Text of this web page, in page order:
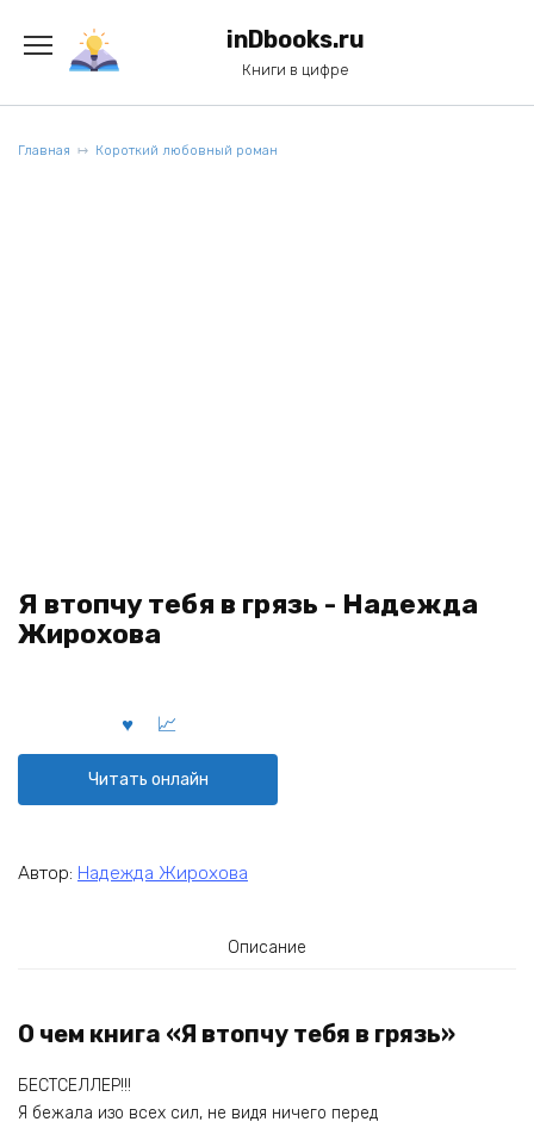
содержанию
inDbooks.ru
Книги в цифре
Главная Короткий любовный роман
Я втопчу тебя в грязь - Надежда
Жирохова
Читать онлайн
Автор: Надежда Жирохова
Описание
О чем книга «Я втопчу тебя в грязь»
БЕСТСЕЛЛЕР!!!
Я бежала изо всех сил, не видя ничего перед